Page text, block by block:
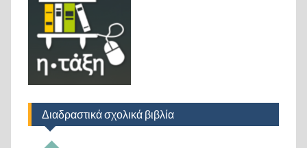
Διαδραστικά σχολικά βιβλία